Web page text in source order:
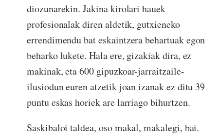
diozunarekin. Jakina kirolari hauek
profesionalak diren aldetik, gutxieneko
errendimendu bat eskaintzera behartuak egon
beharko lukete. Hala ere, gizakiak dira, ez
makinak, eta 600 gipuzkoar-jarraitzaile-
ilusiodun euren atzetik joan izanak ez ditu 39
puntu eskas horiek are larriago bihurtzen.
Saskibaloi taldea, oso makal, makalegi, bai.